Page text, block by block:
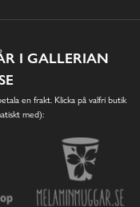
I GALLERIAN
en frakt. Klicka på valfri butik
med):